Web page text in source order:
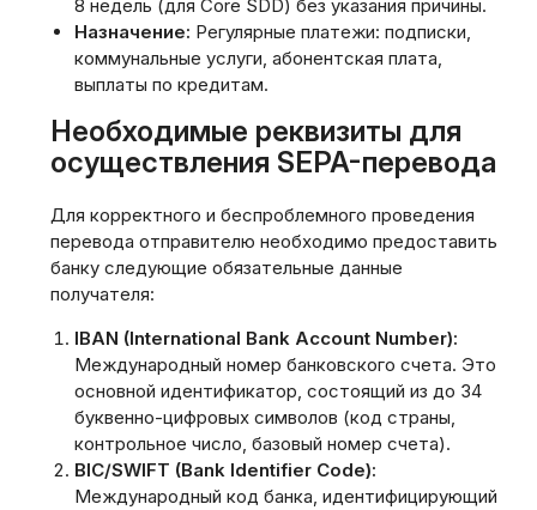
8 недель (для Core SDD) без указания причины.
Назначение: Регулярные платежи: подписки‚
коммунальные услуги‚ абонентская плата‚
выплаты по кредитам.
Необходимые реквизиты для
осуществления SEPA-перевода
Для корректного и беспроблемного проведения
перевода отправителю необходимо предоставить
банку следующие обязательные данные
получателя:
IBAN (International Bank Account Number):
Международный номер банковского счета. Это
основной идентификатор‚ состоящий из до 34
буквенно-цифровых символов (код страны‚
контрольное число‚ базовый номер счета).
BIC/SWIFT (Bank Identifier Code):
Международный код банка‚ идентифицирующий